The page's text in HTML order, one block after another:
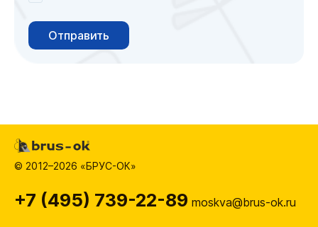
Отправить
© 2012–2026 «БРУС-ОК»
+7 (495) 739-22-89 moskva@brus-ok.ru